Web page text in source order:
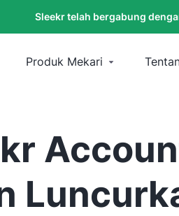
Sleekr telah bergabung
Produk Mekari